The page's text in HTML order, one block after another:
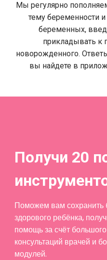
Мы регулярно
тему беременности
беременных,
прикладывать к
новорожденного.
вы найдете в
Получи 20
Поможем вам сохранить
здорового ребёнка,
помощь за счёт
консультаций врачей и
модулей.